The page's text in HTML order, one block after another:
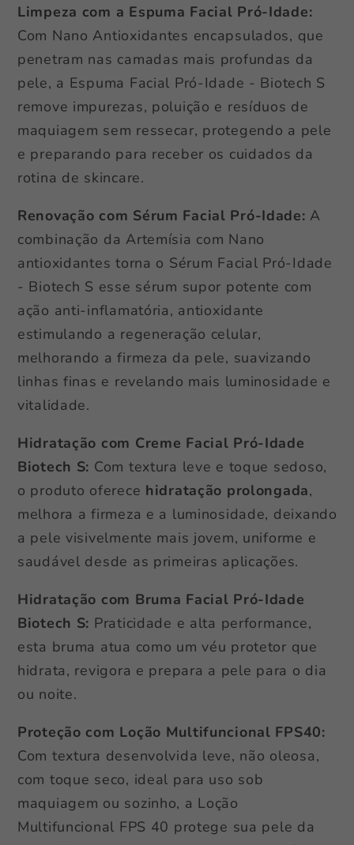
Limpeza com a Espuma Facial Pró-Idade:
Com Nano Antioxidantes encapsulados, que
penetram nas camadas mais profundas da
pele, a Espuma Facial Pró-Idade - Biotech S
remove impurezas, poluição e resíduos de
maquiagem sem ressecar, protegendo a pele
e preparando para receber os cuidados da
rotina de skincare.
Renovação com Sérum Facial Pró-Idade: A
combinação da Artemísia com Nano
antioxidantes torna o Sérum Facial Pró-Idade
- Biotech S esse sérum supor potente com
ação anti-inflamatória, antioxidante
estimulando a regeneração celular,
melhorando a firmeza da pele, suavizando
linhas finas e revelando mais luminosidade e
vitalidade.
Hidratação com Creme Facial Pró-Idade
Biotech S: Com textura leve e toque sedoso,
o produto oferece hidratação prolongada,
melhora a firmeza e a luminosidade, deixando
a pele visivelmente mais jovem, uniforme e
saudável desde as primeiras aplicações.
Hidratação com Bruma Facial Pró-Idade
Biotech S: Praticidade e alta performance,
esta bruma atua como um véu protetor que
hidrata, revigora e prepara a pele para o dia
ou noite.
Proteção com Loção Multifuncional FPS40:
Com textura desenvolvida leve, não oleosa,
com toque seco, ideal para uso sob
maquiagem ou sozinho, a Loção
Multifuncional FPS 40 protege sua pele da